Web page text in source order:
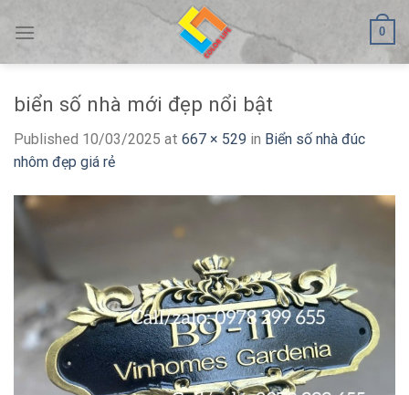
0
biển số nhà mới đẹp nổi bật
Published 10/03/2025 at 667 × 529 in Biển số nhà đúc
nhôm đẹp giá rẻ